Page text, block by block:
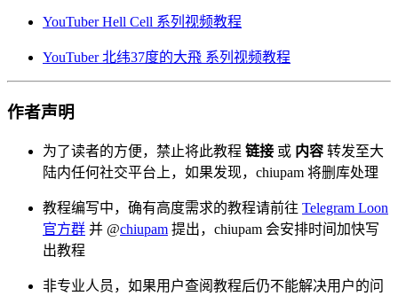
YouTuber Hell Cell 系列视频教程
YouTuber 北纬37度的大飛 系列视频教程
作者声明
为了读者的方便，禁止将此教程 链接 或 内容 转发至大
陆内任何社交平台上，如果发现，chiupam 将删库处理
教程编写中，确有高度需求的教程请前往 Telegram Loon
官方群 并 @chiupam 提出，chiupam 会安排时间加快写
出教程
非专业人员，如果用户查阅教程后仍不能解决用户的问